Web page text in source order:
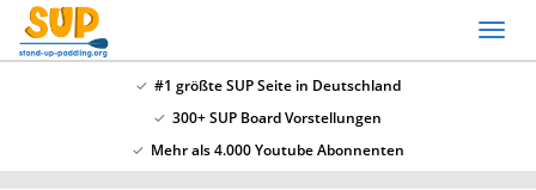
Skip
#1 größte SUP Seite in Deutschland
300+ SUP Board Vorstellungen
Mehr als 4.000 Youtube Abonnenten
SSV: Große Bluefin Sonderangebote